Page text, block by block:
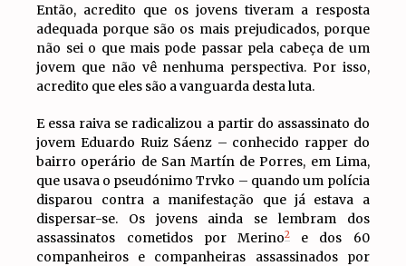
Então, acredito que os jovens tiveram a resposta
adequada porque são os mais prejudicados, porque
não sei o que mais pode passar pela cabeça de um
jovem que não vê nenhuma perspectiva. Por isso,
acredito que eles são a vanguarda desta luta.
E essa raiva se radicalizou a partir do assassinato do
jovem Eduardo Ruiz Sáenz – conhecido rapper do
bairro operário de San Martín de Porres, em Lima,
que usava o pseudónimo Trvko – quando um polícia
disparou contra a manifestação que já estava a
dispersar-se. Os jovens ainda se lembram dos
assassinatos cometidos por Merino2
e dos 60
companheiros e companheiras assassinados por